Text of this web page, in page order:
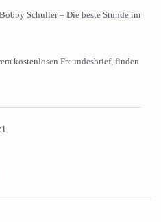
Schuller – Die beste Stunde im
kostenlosen Freundesbrief, finden